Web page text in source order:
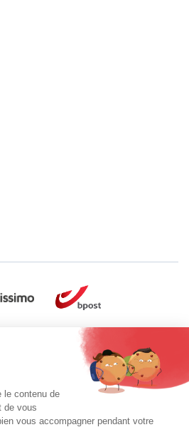
le contenu de
de vous
vous accompagner pendant votre
9.6/10 (10272 avis)